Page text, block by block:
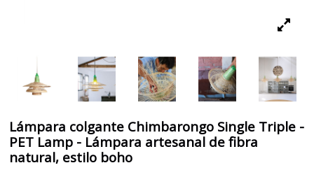
Lámpara colgante Chimbarongo Single Triple -
PET Lamp - Lámpara artesanal de fibra
natural, estilo boho